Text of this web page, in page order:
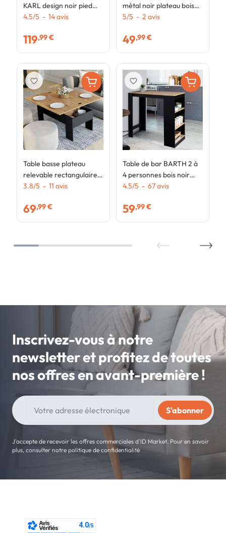
KARL design noir pied
noir
4.5/5 - 14avis
119,99 €
Table basse plateau
relevable rectangulaire
convertible en table à
bois noir et imitation
3.8/5 - 11 avis
69,99 €
favorite_border
métal noir plateau bois
design industriel
5/5 - 2 avis
49,99 €
Table de bar BARTH 2 à
4 personnes bois noir
plateau façon hêtre
4.5/5 - 67avis
59,99 €
favorite_border
Inscrivez-vous à notre
newsletter et profitez de toutes
nos offres en avant-première !
J'accepte de recevoir les offres commerciales d'ID Market. Pour en savoir
plus, consulter notre politique de confidentialité